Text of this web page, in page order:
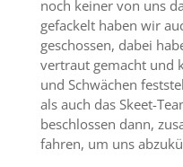
noch keiner von uns
gefackelt haben wir
geschossen, dabei
vertraut gemacht und
und Schwächen
als auch das Skeet-
beschlossen dann,
fahren, um uns